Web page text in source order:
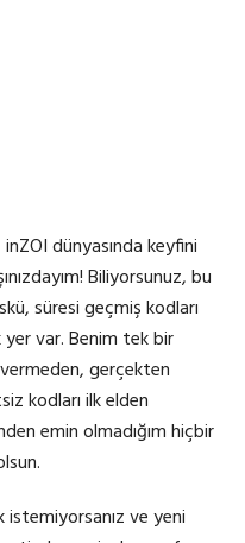
dünyasında keyfini
Biliyorsunuz, bu
süresi geçmiş kodları
var. Benim tek bir
gerçekten
kodları ilk elden
emin olmadığım hiçbir
istemiyorsanız ve yeni